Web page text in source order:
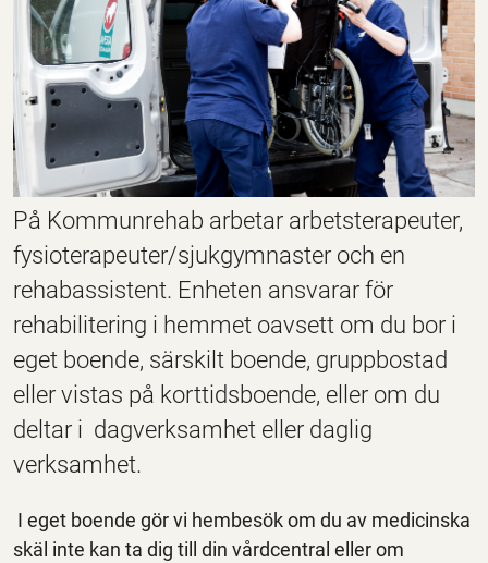
På Kommunrehab arbetar arbetsterapeuter,
fysioterapeuter/sjukgymnaster och en
rehabassistent. Enheten ansvarar för
rehabilitering i hemmet oavsett om du bor i
eget boende, särskilt boende, gruppbostad
eller vistas på korttidsboende, eller om du
deltar i dagverksamhet eller daglig
verksamhet.
I eget boende gör vi hembesök om du av medicinska
skäl inte kan ta dig till din vårdcentral eller om